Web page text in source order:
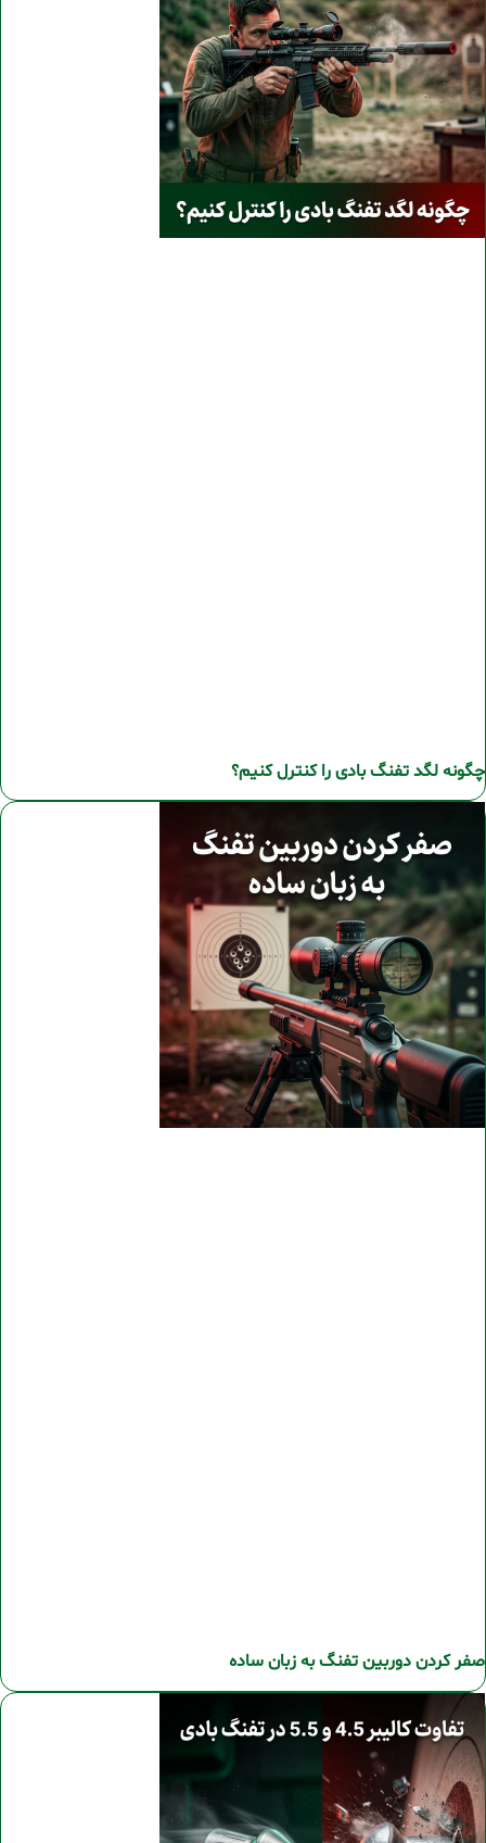
چگونه لگد تفنگ بادی را کنترل کنیم؟
صفر کردن دوربین تفنگ به زبان ساده